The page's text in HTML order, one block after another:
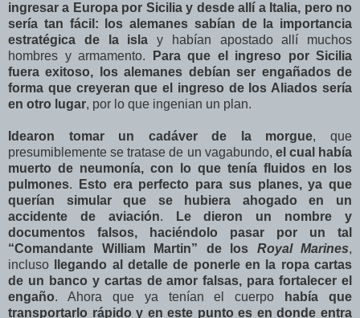
ingresar a Europa por Sicilia y desde allí a Italia, pero no
sería tan fácil:
los alemanes sabían de la importancia
estratégica de la isla y habían apostado allí muchos
hombres y armamento.
Para que el ingreso por Sicilia
fuera exitoso, los alemanes debían ser engañados de
forma que creyeran que el ingreso de los Aliados sería
en otro lugar, por lo que ingenian un plan.
Idearon tomar un cadáver de la morgue, que
presumiblemente se tratase de un vagabundo, el cual había
muerto de neumonía, con lo que tenía fluidos en los
pulmones.
Esto era perfecto para sus planes, ya que
querían simular que se hubiera ahogado en un
accidente de aviación.
Le dieron un nombre y
documentos falsos, haciéndolo pasar por un tal
“Comandante William Martin” de los Royal Marines,
incluso
llegando al detalle de ponerle en la ropa cartas
de un banco y cartas de amor falsas, para fortalecer el
engaño. Ahora que ya tenían el cuerpo había que
transportarlo rápido y en este punto es en donde entra